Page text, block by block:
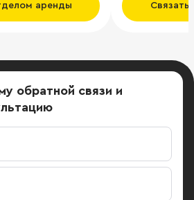
аренды
обратной связи и